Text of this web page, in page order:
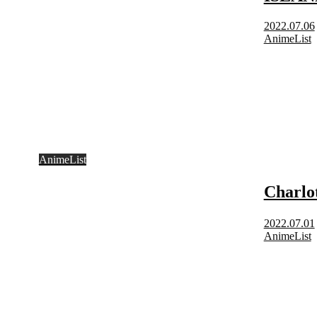
2022.07.06
AnimeList
AnimeList
2022.07.01
AnimeList